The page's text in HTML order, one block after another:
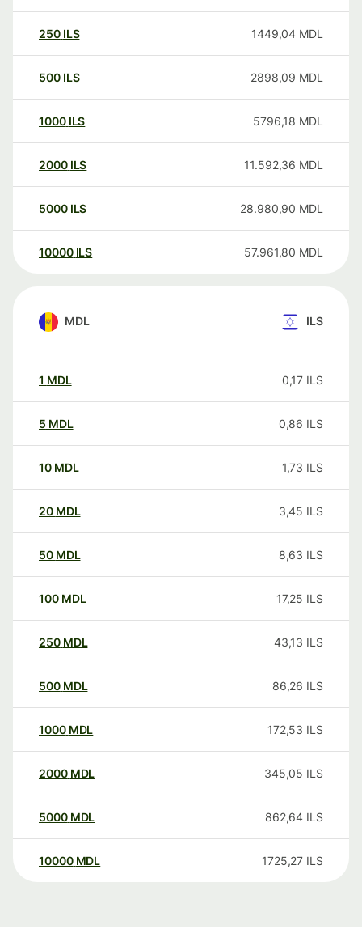
250 ILS 1449,04 MDL
500 ILS 2898,09 MDL
1000 ILS 5796,18 MDL
2000 ILS 11.592,36 MDL
5000 ILS 28.980,90 MDL
10000 ILS 57.961,80 MDL
MDL ILS
1 MDL 0,17 ILS
5 MDL 0,86 ILS
10 MDL 1,73 ILS
20 MDL 3,45 ILS
50 MDL 8,63 ILS
100 MDL 17,25 ILS
250 MDL 43,13 ILS
500 MDL 86,26 ILS
1000 MDL 172,53 ILS
2000 MDL 345,05 ILS
5000 MDL 862,64 ILS
10000 MDL 1725,27 ILS